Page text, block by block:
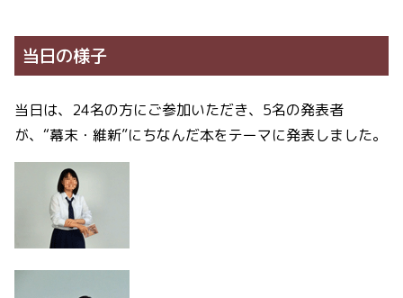
当日の様子
当日は、24名の方にご参加いただき、5名の発表者
が、“幕末・維新”にちなんだ本をテーマに発表しました。